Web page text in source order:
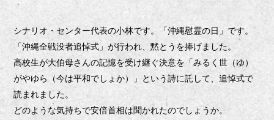
シナリオ・センター代表の小林です。「沖縄慰霊の日」です。
「沖縄全戦没者追悼式」が行われ、黙とうを捧げました。
高校生が大伯母さんの記憶を受け継ぐ決意を「みるく世（ゆ）
がやゆら（今は平和でしょか）」という詩に託して、追悼式で
読まれました。
どのような気持ちで安倍首相は聞かれたのでしょうか。